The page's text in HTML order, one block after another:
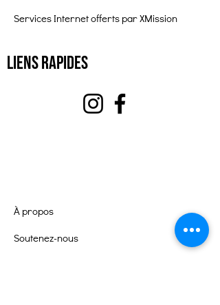
Services Internet offerts par XMission
Liens rapides
À propos
Soutenez-nous